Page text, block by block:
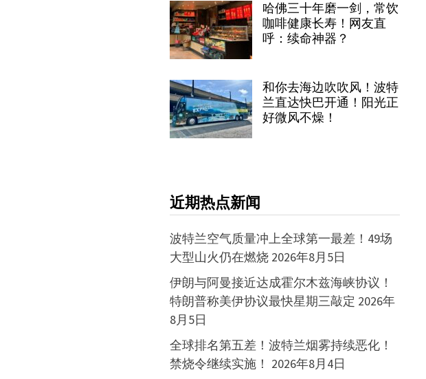
哈佛三十年磨一剑，常饮
咖啡健康长寿！网友直
呼：续命神器？
和你去海边吹吹风！波特
兰直达快巴开通！阳光正
好微风不燥！
近期热点新闻
波特兰空气质量冲上全球第一最差！49场
大型山火仍在燃烧 2026年8月5日
伊朗与阿曼接近达成霍尔木兹海峡协议！
特朗普称美伊协议最快星期三敲定 2026年
8月5日
全球排名第五差！波特兰烟雾持续恶化！
禁烧令继续实施！ 2026年8月4日